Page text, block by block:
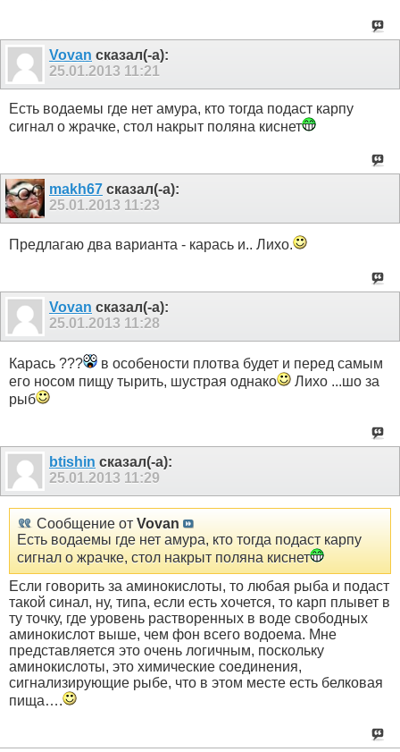
Vovan сказал(-а):
25.01.2013 11:21
Есть водаемы где нет амура, кто тогда подаст карпу
сигнал о жрачке, стол накрыт поляна киснет
makh67 сказал(-а):
25.01.2013 11:23
Предлагаю два варианта - карась и.. Лихо.
Vovan сказал(-а):
25.01.2013 11:28
Карась ???
в особености плотва будет и перед самым
его носом пищу тырить, шустрая однако
Лихо ...шо за
рыб
btishin сказал(-а):
25.01.2013 11:29
Сообщение от Vovan
Есть водаемы где нет амура, кто тогда подаст карпу
сигнал о жрачке, стол накрыт поляна киснет
Если говорить за аминокислоты, то любая рыба и подаст
такой синал, ну, типа, если есть хочется, то карп плывет в
ту точку, где уровень растворенных в воде свободных
аминокислот выше, чем фон всего водоема. Мне
представляется это очень логичным, поскольку
аминокислоты, это химические соединения,
сигнализирующие рыбе, что в этом месте есть белковая
пища….